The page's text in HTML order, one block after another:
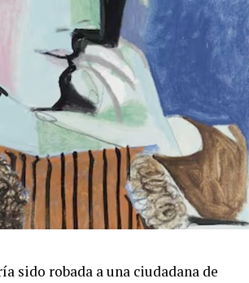
sido robada a una ciudadana de